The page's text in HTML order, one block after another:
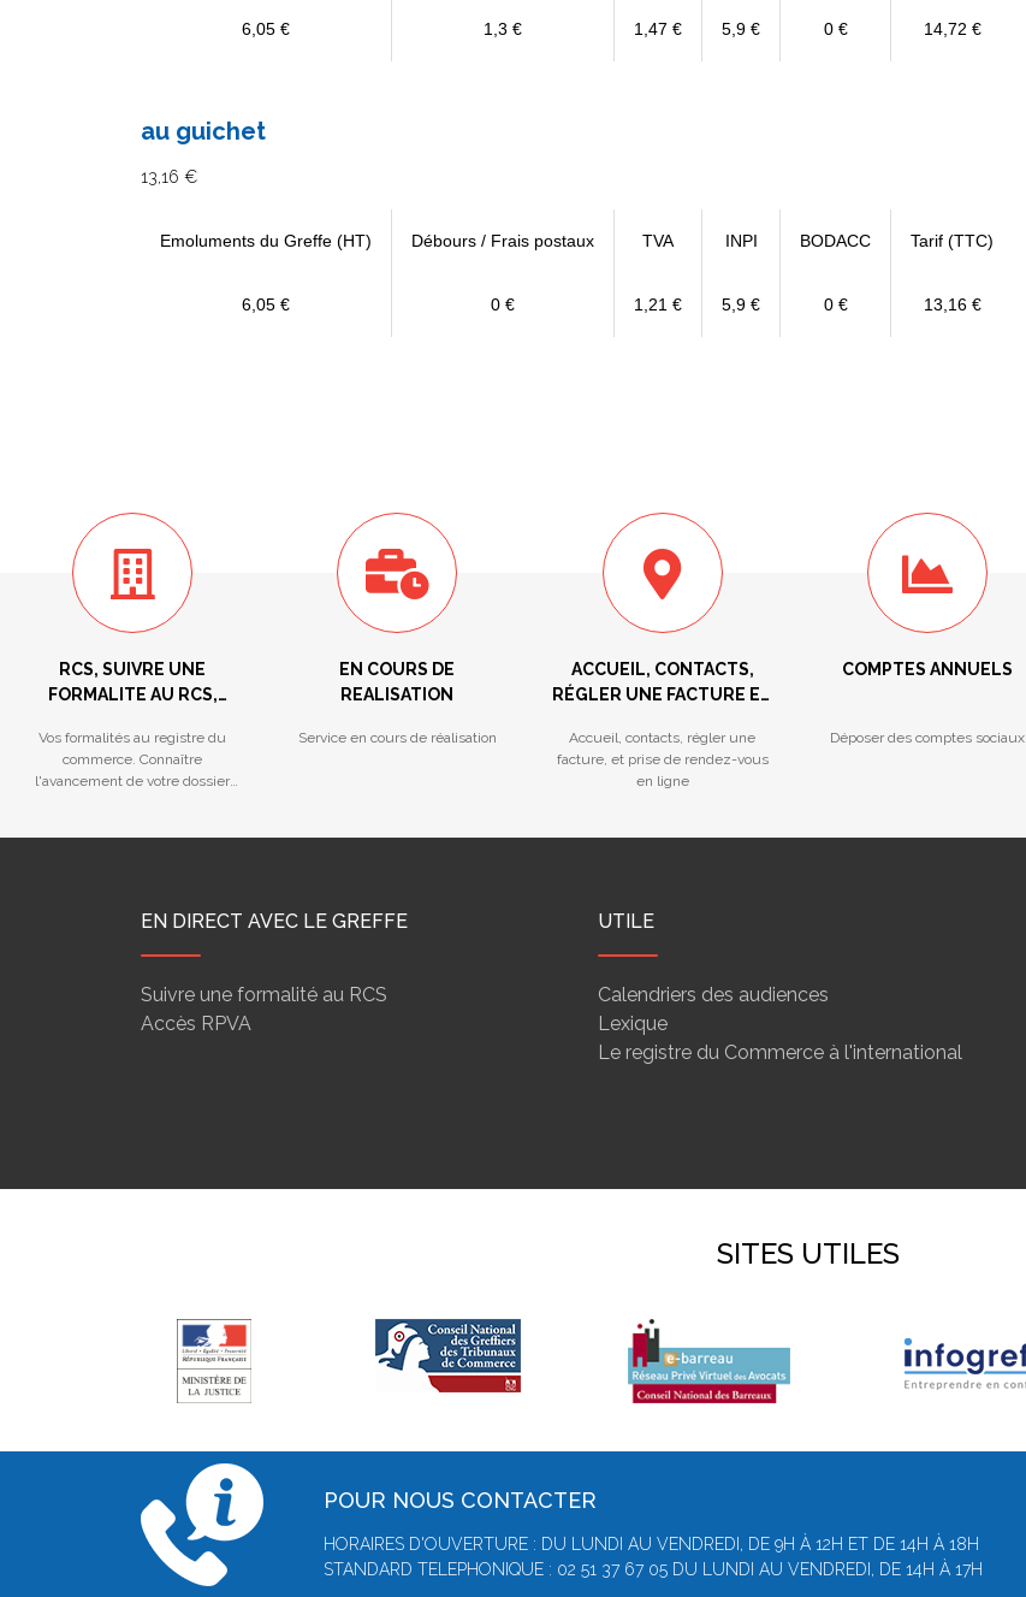
6,05 € 1,3 € 1,47 € 5,9 € 0 € 14,72 €
au guichet
13,16 €
Emoluments du Greffe (HT) Débours / Frais postaux TVA INPI BODACC Tarif (TTC)
6,05 € 0 € 1,21 € 5,9 € 0 € 13,16 €
RCS, SUIVRE UNE
FORMALITE AU RCS,
HYPOTHEQUES
MARITIMES...
Vos formalités au registre du
commerce. Connaître
l'avancement de votre dossier
EN COURS DE
REALISATION
Service en cours de réalisation
ACCUEIL, CONTACTS,
RÉGLER UNE FACTURE ET
Accueil, contacts, régler une
facture, et prise de rendez-vous
en ligne
COMPTES ANNUELS
Déposer des comptes sociaux
EN DIRECT AVEC LE GREFFE
Suivre une formalité au RCS
Accès RPVA
UTILE
Calendriers des audiences
Lexique
Le registre du Commerce à l'international
SITES UTILES
POUR NOUS CONTACTER
HORAIRES D'OUVERTURE : DU LUNDI AU VENDREDI, DE 9H À 12H ET DE 14H À 18H
STANDARD TELEPHONIQUE : 02 51 37 67 05 DU LUNDI AU VENDREDI, DE 14H À 17H